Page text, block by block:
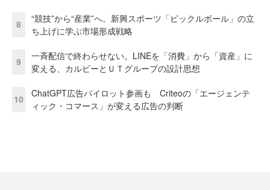
8
“競技”から“産業”へ。新興スポーツ「ピックルボール」の立
ち上げに学ぶ市場形成戦略
9
一斉配信で終わらせない。LINEを「消費」から「資産」に
変える、カルビーとＵＴグループの設計思想
10
ChatGPT広告パイロット参画も Criteoの「エージェンテ
ィック・コマース」が変える広告の判断